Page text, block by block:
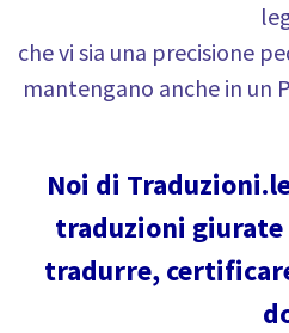
che vi sia una precisione
mantengano anche in un
Noi di
traduzioni giurate
tradurre,